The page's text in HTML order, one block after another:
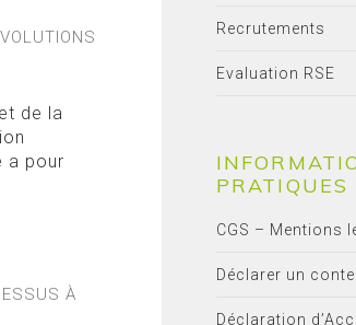
de la
a pour
À
Recrutements
Evaluation RSE
PRATIQUES
CGS – Mentions
Déclarer un
Déclaration